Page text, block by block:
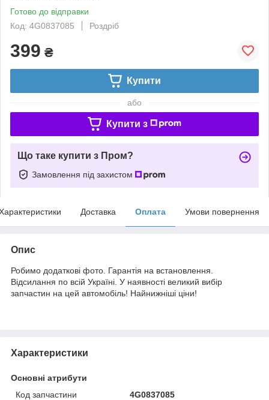
Готово до відправки
Код: 4G0837085
Роздріб
399 ₴
Купити
або
Купити з
Що таке купити з Пром?
Замовлення під захистом
Доставка Оплата Умови повернення
Опис
Робимо додаткові фото. Гарантія на встановлення.
Відсилання по всій Україні. У наявності великий вибір
запчастин на цей автомобіль! Найнижніші ціни!
Характеристики
Основні атрибути
Код запчастини
4G0837085